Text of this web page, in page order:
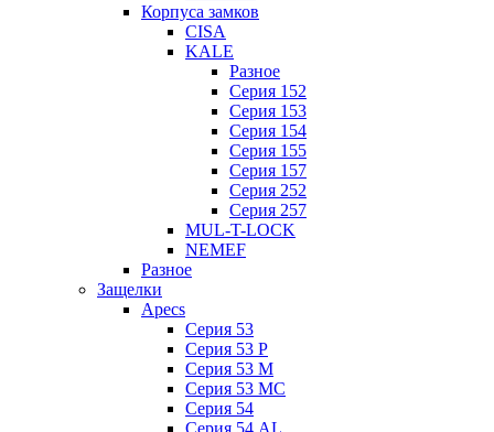
Корпуса замков
CISA
KALE
Разное
Серия 152
Серия 153
Серия 154
Серия 155
Серия 157
Серия 252
Серия 257
MUL-T-LOCK
NEMEF
Разное
Защелки
Apecs
Серия 53
Серия 53 P
Серия 53 М
Серия 53 МC
Серия 54
Серия 54 AL